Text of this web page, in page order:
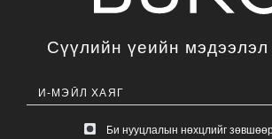
Сүүлийн үеийн мэдээлэл
Би нууцлалын нөхцлийг